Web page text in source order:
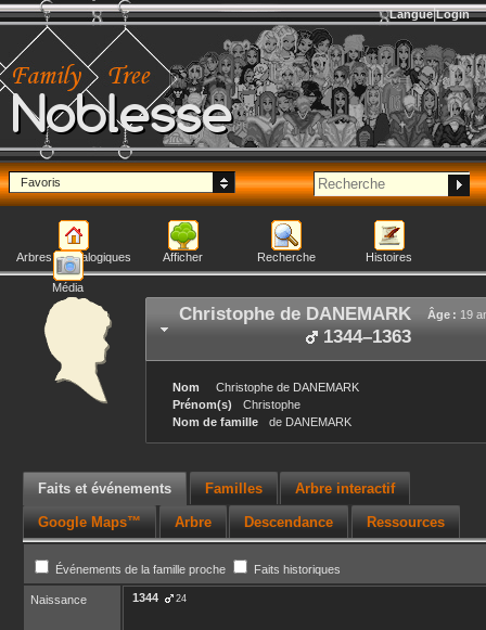
Noblesse
Langue Login
Favoris
Arbres généalogiques Afficher Recherche Histoires
Média
Christophe de DANEMARK Âge : 19
1344–1363
Nom Christophe de DANEMARK
Prénom(s)
Christophe
Nom de famille
de DANEMARK
Faits et événements Familles Arbre interactif
Google Maps™ Arbre Descendance Ressources
Événements de la famille proche Faits historiques
Naissance 1344 24